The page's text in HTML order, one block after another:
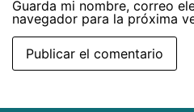
Guarda mi nombre, correo
navegador para la próxima